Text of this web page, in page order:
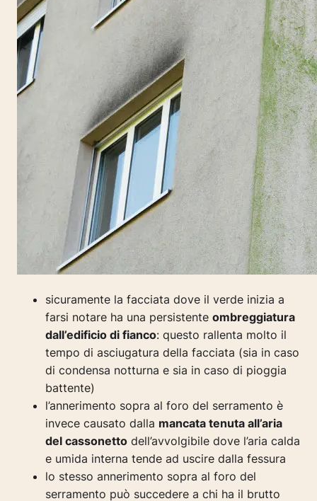
sicuramente la facciata dove il verde inizia a
farsi notare ha una persistente ombreggiatura
dall’edificio di fianco: questo rallenta molto il
tempo di asciugatura della facciata (sia in caso
di condensa notturna e sia in caso di pioggia
battente)
l’annerimento sopra al foro del serramento è
invece causato dalla mancata tenuta all’aria
del cassonetto dell’avvolgibile dove l’aria calda
e umida interna tende ad uscire dalla fessura
lo stesso annerimento sopra al foro del
serramento può succedere a chi ha il brutto